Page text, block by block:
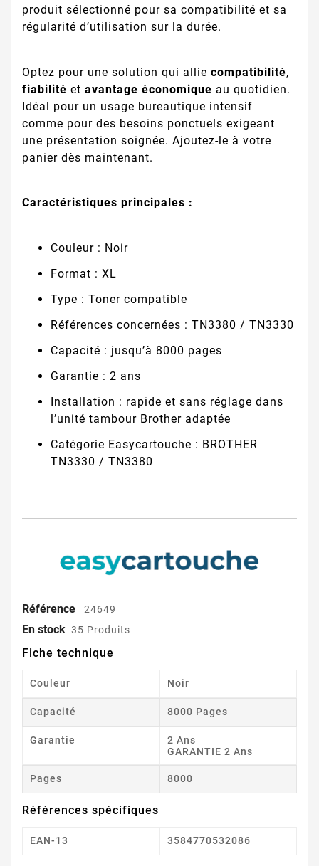
produit sélectionné pour sa compatibilité et sa
régularité d’utilisation sur la durée.
Optez pour une solution qui allie compatibilité,
fiabilité et avantage économique au quotidien.
Idéal pour un usage bureautique intensif
comme pour des besoins ponctuels exigeant
une présentation soignée. Ajoutez-le à votre
panier dès maintenant.
Caractéristiques principales :
Couleur : Noir
Format : XL
Type : Toner compatible
Références concernées : TN3380 / TN3330
Capacité : jusqu’à 8000 pages
Garantie : 2 ans
Installation : rapide et sans réglage dans
l’unité tambour Brother adaptée
Catégorie Easycartouche : BROTHER
TN3330 / TN3380
Référence 24649
En stock 35 Produits
Fiche technique
Couleur Noir
Capacité 8000 Pages
Garantie
2 Ans
GARANTIE 2 Ans
Pages 8000
Références spécifiques
EAN-13 3584770532086